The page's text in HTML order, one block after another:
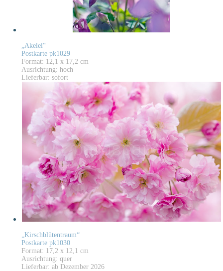
„Akelei“
Postkarte pk1029
Format: 12,1 x 17,2 cm
Ausrichtung: hoch
Lieferbar: sofort
„Kirschblütentraum“
Postkarte pk1030
Format: 17,2 x 12,1 cm
Ausrichtung: quer
Lieferbar: ab Dezember 2026